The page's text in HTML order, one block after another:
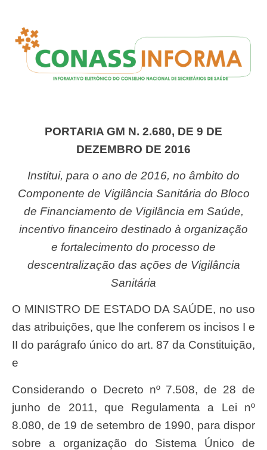
PORTARIA GM N. 2.680, DE 9 DE
DEZEMBRO DE 2016
Institui, para o ano de 2016, no âmbito do
Componente de Vigilância Sanitária do Bloco
de Financiamento de Vigilância em Saúde,
incentivo financeiro destinado à organização
e fortalecimento do processo de
descentralização das ações de Vigilância
Sanitária
O MINISTRO DE ESTADO DA SAÚDE, no uso
das atribuições, que lhe conferem os incisos I e
II do parágrafo único do art. 87 da Constituição,
e
Considerando o Decreto nº 7.508, de 28 de
junho de 2011, que Regulamenta a Lei nº
8.080, de 19 de setembro de 1990, para dispor
sobre a organização do Sistema Único de